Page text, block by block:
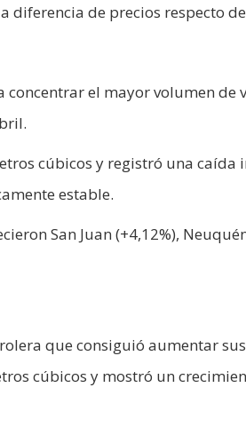
de precios respecto
el mayor volumen de
cúbicos y registró una caída
estable.
San Juan (+4,12%),
que consiguió aumentar
cúbicos y mostró un